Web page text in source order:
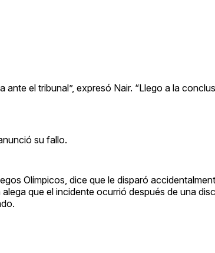
el tribunal”, expresó Nair. “Llego a la
su fallo.
Olímpicos, dice que le disparó
que el incidente ocurrió después de una